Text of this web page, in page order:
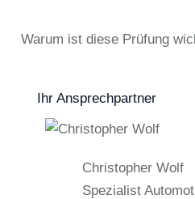
Warum ist diese Prüfung
Ihr Ansprechpartner
Christopher Wolf
Spezialist